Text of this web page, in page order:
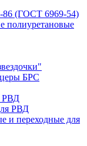
(ГОСТ 6969-54)
полиуретановые
БРС
РВД
РВД
и переходные для